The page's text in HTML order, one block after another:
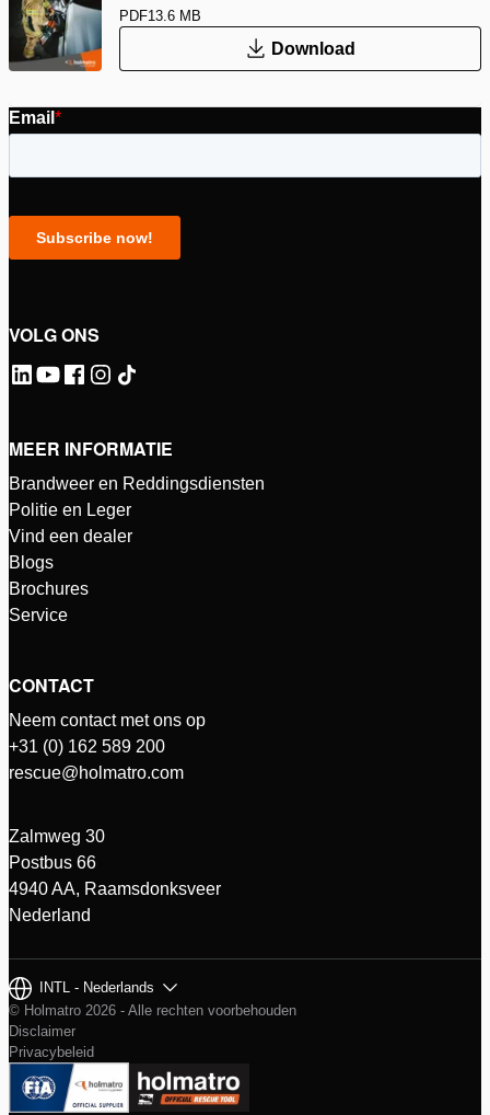
PDF13.6 MB
Download
VOLG ONS
MEER INFORMATIE
Brandweer en Reddingsdiensten
Politie en Leger
Vind een dealer
Blogs
Brochures
Service
CONTACT
Neem contact met ons op
+31 (0) 162 589 200
rescue@holmatro.com
Zalmweg 30
Postbus 66
4940 AA, Raamsdonksveer
Nederland
INTL - Nederlands
© Holmatro 2026 - Alle rechten voorbehouden
Disclaimer
Privacybeleid